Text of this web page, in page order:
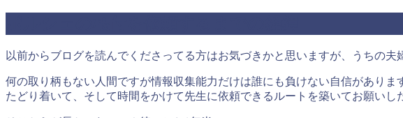
以前からブログを読んでくださってる方はお気づきかと思いますが、うちの
何の取り柄もない人間ですが情報収集能力だけは誰にも負けない自信があり
たどり着いて、そして時間をかけて先生に依頼できるルートを築いてお願い